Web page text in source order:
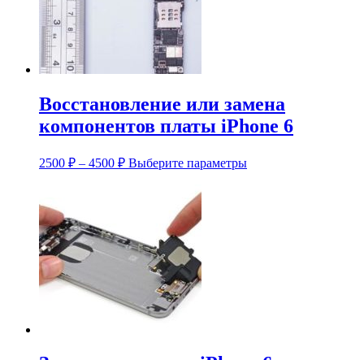
Восстановление или замена
компонентов платы iPhone 6
2500 ₽ – 4500 ₽Диапазон
Выберите параметрыЭтот